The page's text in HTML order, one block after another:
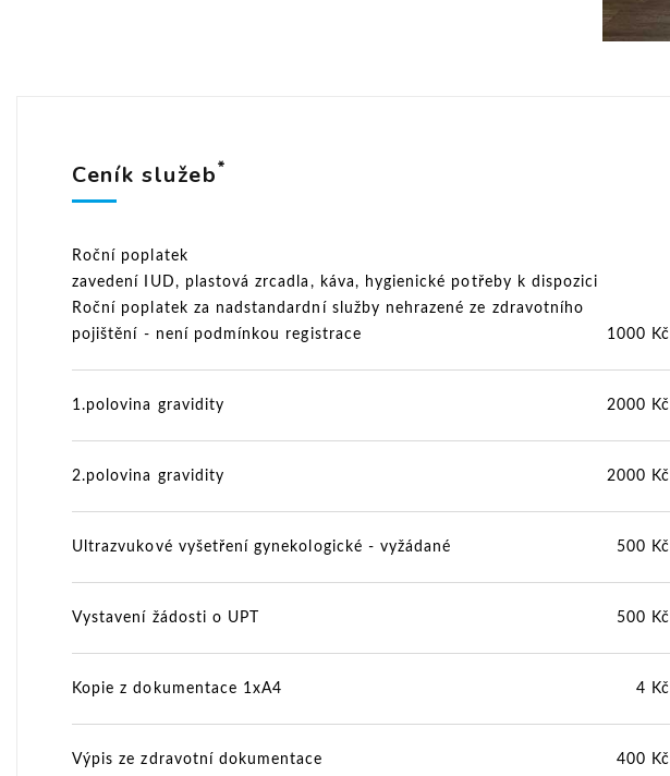
Ceník služeb*
Roční poplatek
zavedení IUD, plastová zrcadla, káva, hygienické potřeby k dispozici
Roční poplatek za nadstandardní služby nehrazené ze zdravotního
pojištění - není podmínkou registrace
1000 Kč
1.polovina gravidity 2000 Kč
2.polovina gravidity 2000 Kč
Ultrazvukové vyšetření gynekologické - vyžádané 500 Kč
Vystavení žádosti o UPT 500 Kč
Kopie z dokumentace 1xA4 4 Kč
Výpis ze zdravotní dokumentace 400 Kč